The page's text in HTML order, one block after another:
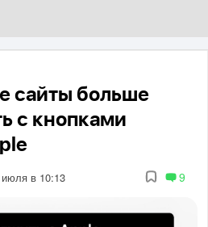
сайты больше
с кнопками
в 10:13 9